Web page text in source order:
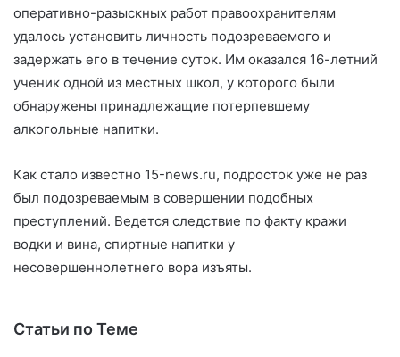
оперативно-разыскных работ правоохранителям
удалось установить личность подозреваемого и
задержать его в течение суток. Им оказался 16-летний
ученик одной из местных школ, у которого были
обнаружены принадлежащие потерпевшему
алкогольные напитки.
Как стало известно 15-news.ru, подросток уже не раз
был подозреваемым в совершении подобных
преступлений. Ведется следствие по факту кражи
водки и вина, спиртные напитки у
несовершеннолетнего вора изъяты.
Статьи по Теме